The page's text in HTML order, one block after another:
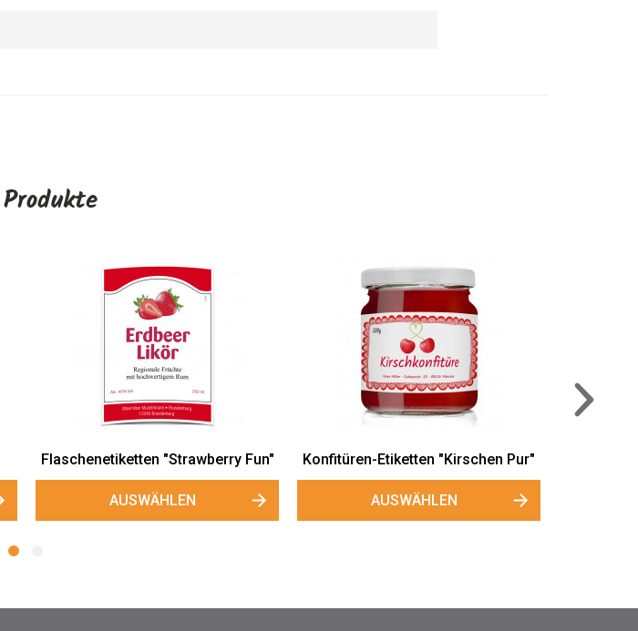
"Strawberry Fun" Konfitüren-Etiketten "Kirschen Pur"
AUSWÄHLEN
AUSWÄHLEN